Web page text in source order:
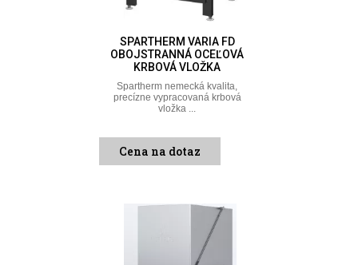
SPARTHERM VARIA FD
OBOJSTRANNÁ OCEĽOVÁ
KRBOVÁ VLOŽKA
Spartherm nemecká kvalita,
precízne vypracovaná krbová
vložka ...
Cena na dotaz